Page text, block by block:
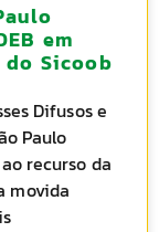
em
Sicoob
Difusos e
Paulo
recurso da
movida